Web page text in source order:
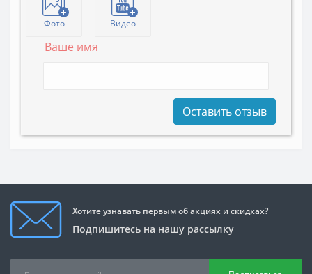
Фото Видео
Ваше имя
Оставить отзыв
Хотите узнавать первым об акциях и скидках?
Подпишитесь на нашу рассылку